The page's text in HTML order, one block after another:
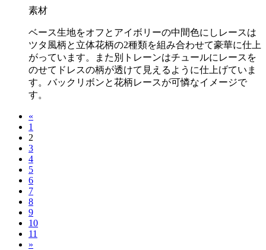
素材
ベース生地をオフとアイボリーの中間色にしレースは
ツタ風柄と立体花柄の2種類を組み合わせて豪華に仕上
がっています。また別トレーンはチュールにレースを
のせてドレスの柄が透けて見えるように仕上げていま
す。バックリボンと花柄レースが可憐なイメージで
す。
«
1
2
3
4
5
6
7
8
9
10
11
»